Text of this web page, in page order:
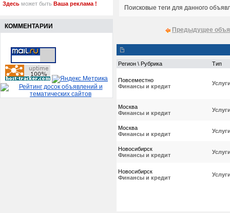
Поисковые теги для данного
Предыдущее
Регион \ Рубрика Тип
Повсеместно
Финансы и кредит
Москва
Финансы и кредит
Москва
Финансы и кредит
Новосибирск
Финансы и кредит
Новосибирск
Финансы и кредит
Здесь может быть Ваша реклама !
КОММЕНТАРИИ